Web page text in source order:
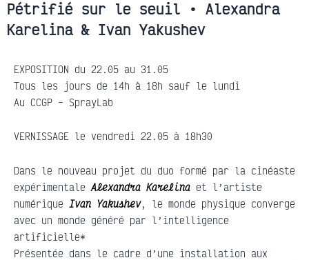
Pétrifié sur le seuil • Alexandra
Karelina & Ivan Yakushev
EXPOSITION du 22.05 au 31.05
Tous les jours de 14h à 18h sauf le lundi
Au CCGP – SprayLab
VERNISSAGE le vendredi 22.05 à 18h30
Dans le nouveau projet du duo formé par la cinéaste
expérimentale Alexandra Karelina et l’artiste
numérique Ivan Yakushev, le monde physique converge
avec un monde généré par l’intelligence
artificielle*
Présentée dans le cadre d’une installation aux